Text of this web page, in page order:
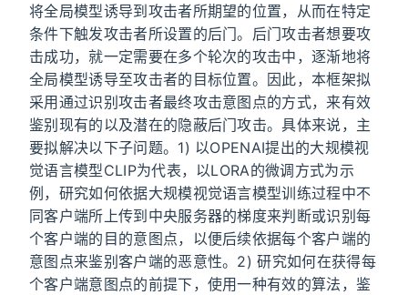
将全局模型诱导到攻击者所期望的位置，从而在特定
条件下触发攻击者所设置的后门。后门攻击者想要攻
击成功，就一定需要在多个轮次的攻击中，逐渐地将
全局模型诱导至攻击者的目标位置。因此，本框架拟
采用通过识别攻击者最终攻击意图点的方式，来有效
鉴别现有的以及潜在的隐蔽后门攻击。具体来说，主
要拟解决以下子问题。1) 以OPENAI提出的大规模视
觉语言模型CLIP为代表，以LORA的微调方式为示
例，研究如何依据大规模视觉语言模型训练过程中不
同客户端所上传到中央服务器的梯度来判断或识别每
个客户端的目的意图点，以便后续依据每个客户端的
意图点来鉴别客户端的恶意性。2) 研究如何在获得每
个客户端意图点的前提下，使用一种有效的算法，鉴